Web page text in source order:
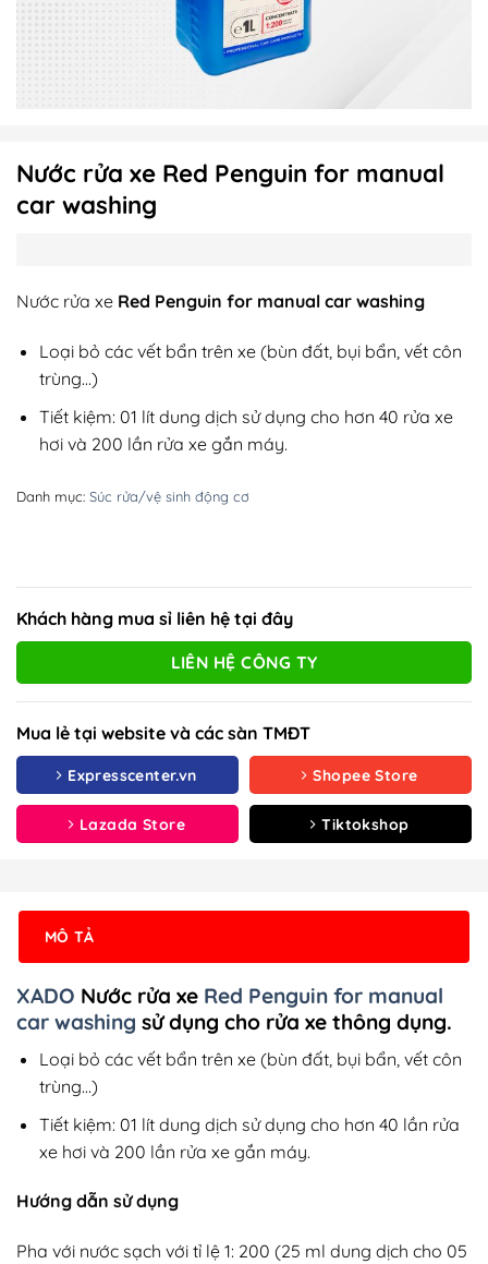
Nước rửa xe Red Penguin for manual
car washing
Nước rửa xe Red Penguin for manual car washing
Loại bỏ các vết bẩn trên xe (bùn đất, bụi bẩn, vết côn
trùng…)
Tiết kiệm: 01 lít dung dịch sử dụng cho hơn 40 rửa xe
hơi và 200 lần rửa xe gắn máy.
Danh mục: Súc rửa/vệ sinh động cơ
Khách hàng mua sỉ liên hệ tại đây
LIÊN HỆ CÔNG TY
Mua lẻ tại website và các sàn TMĐT
Expresscenter.vn Shopee Store
Lazada Store Tiktokshop
MÔ TẢ
XADO Nước rửa xe Red Penguin for manual
car washing sử dụng cho rửa xe thông dụng.
Loại bỏ các vết bẩn trên xe (bùn đất, bụi bẩn, vết côn
trùng…)
Tiết kiệm: 01 lít dung dịch sử dụng cho hơn 40 lần rửa
xe hơi và 200 lần rửa xe gắn máy.
Hướng dẫn sử dụng
Pha với nước sạch với tỉ lệ 1: 200 (25 ml dung dịch cho 05